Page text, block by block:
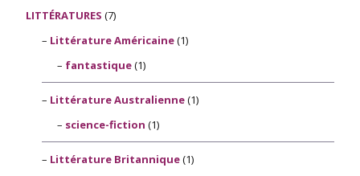
LITTÉRATURES (7)
Littérature Américaine(1)
fantastique(1)
Littérature Australienne(1)
science-fiction (1)
Littérature Britannique(1)